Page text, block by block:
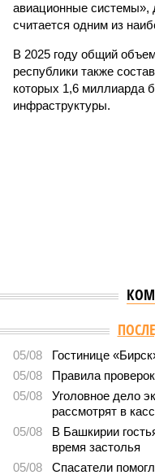
авиационные системы»,
считается одним из
В 2025 году общий
республики также
которых 1,6 миллиарда
инфраструктуры.
05/08
Гостинице
05/08
Правила
05/08
Уголовное дело
рассмотрят в
05/08
В Башкирии
время застолья
05/08
Спасатели